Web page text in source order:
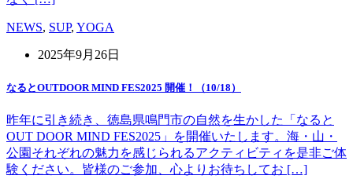
NEWS, SUP, YOGA
2025年9月26日
なるとOUTDOOR MIND FES2025 開催！（10/18）
昨年に引き続き、徳島県鳴門市の自然を生かした「なると
OUT DOOR MIND FES2025」を開催いたします。海・山・
公園それぞれの魅力を感じられるアクティビティを是非ご体
験ください。皆様のご参加、心よりお待ちしてお […]